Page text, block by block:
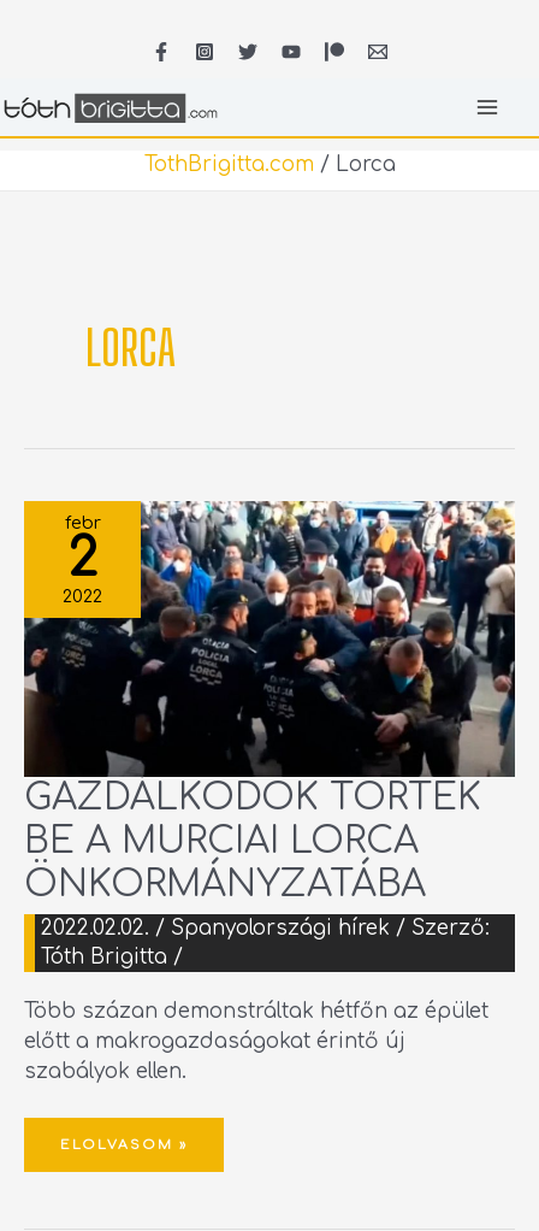
TothBrigitta.com / Lorca
LORCA
febr
2
2022
GAZDÁLKODÓK TÖRTEK
BE A MURCIAI LORCA
ÖNKORMÁNYZATÁBA
2022.02.02. / Spanyolországi hírek / Szerző:
Tóth Brigitta /
Több százan demonstráltak hétfőn az épület
előtt a makrogazdaságokat érintő új
szabályok ellen.
GAZDÁLKODÓK
TÖRTEK
BE
MURCIAI
LORCA
ÖNKORMÁNYZATÁBA
ELOLVASOM »